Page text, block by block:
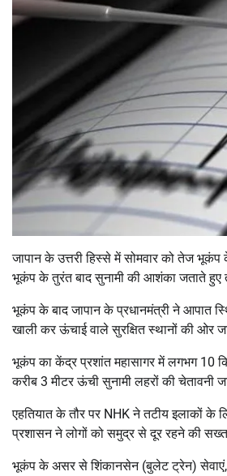
जापानके उत्तरी हिस्से में सोमवार को तेज
भूकंप के तुरंत बाद सुनामी की आशंका जताते हुए
भूकंप के बाद जापान के प्रधानमंत्री ने आपात
खाली कर ऊंचाई वाले सुरक्षित स्थानों की ओर
भूकंप का केंद्र प्रशांत महासागर में लगभग 10
करीब 3 मीटर ऊंची सुनामी लहरों की चेतावनी
एहतियात के तौर पर NHKने तटीय इलाकों के
प्रशासन ने लोगों को समुद्र से दूर रहने की सख्त
भूकंप के असर सेशिंकानसेन(बुलेट ट्रेन)